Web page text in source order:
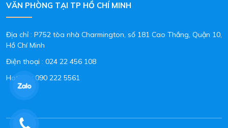
VĂN PHÒNG TẠI TP HỒ CHÍ MINH
Địa chỉ : P752 tòa nhà Charmington, số 181 Cao Thắng, Quận 10,
Hồ Chí Minh
Điện thoại : 024 22 456 108
Hotline : 090 222 5561